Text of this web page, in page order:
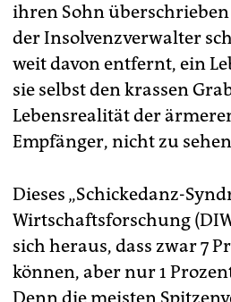
ihren Sohn
der Insolvenzverwalter
weit davon entfernt, ein
sie selbst den krassen
Lebensrealität der
Empfänger, nicht zu
Dieses „Schickedanz-
Wirtschaftsforschung
sich heraus, dass zwar 7
können, aber nur 1
Denn die meisten